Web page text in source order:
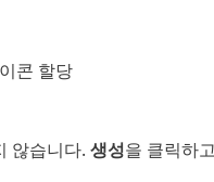
콘 할당
않습니다. 생성을 클릭하